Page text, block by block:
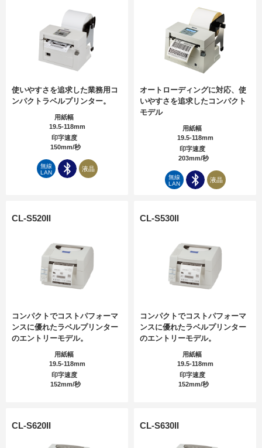
使いやすさを追求した業務用コ
ンパクトラベルプリンター。
用紙幅
19.5-118mm
印字速度
150mm/秒
無線
LAN
液晶
オートローディングに対応、使
いやすさを追求したコンパクト
モデル
用紙幅
19.5-118mm
印字速度
203mm/秒
無線
LAN
液晶
CL-S520II
コンパクトでコストパフォーマ
ンスに優れたラベルプリンター
のエントリーモデル。
用紙幅
19.5-118mm
印字速度
152mm/秒
CL-S530II
コンパクトでコストパフォーマ
ンスに優れたラベルプリンター
のエントリーモデル。
用紙幅
19.5-118mm
印字速度
152mm/秒
CL-S620II CL-S630II